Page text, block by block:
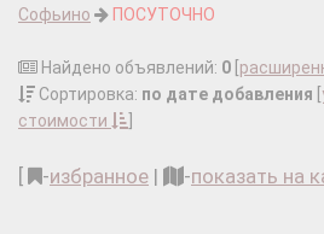
Софьино
ПОСУТОЧНО
Найдено объявлений: 0
Сортировка: по дате добавления
стоимости
-избранное | -показать на